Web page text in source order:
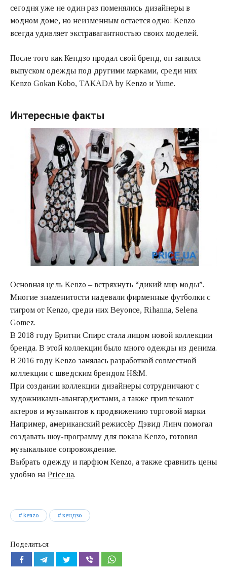
сегодня уже не один раз поменялись дизайнеры в
модном доме, но неизменным остается одно: Kenzo
всегда удивляет экстравагантностью своих моделей.
После того как Кендзо продал свой бренд, он занялся
выпуском одежды под другими марками, среди них
Kenzo Gokan Kobo, TAKADA by Kenzo и Yume.
Интересные факты
Основная цель Kenzo – встряхнуть “дикий мир моды”.
Многие знаменитости надевали фирменные футболки с
тигром от Kenzo, среди них Beyonce, Rihanna, Selena
Gomez.
В 2018 году Бритни Спирс стала лицом новой коллекции
бренда. В этой коллекции было много одежды из денима.
В 2016 году Kenzo занялась разработкой совместной
коллекции с шведским брендом H&M.
При создании коллекции дизайнеры сотрудничают с
художниками-авангардистами, а также привлекают
актеров и музыкантов к продвижению торговой марки.
Например, американский режиссёр Дэвид Линч помогал
создавать шоу-программу для показа Kenzo, готовил
музыкальное сопровождение.
Выбрать одежду и парфюм Kenzo, а также сравнить цены
удобно на Price.ua.
kenzo кендзо
Поделиться: